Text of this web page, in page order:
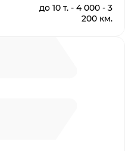
до 10 т. - 4 000 - 3
200 км.